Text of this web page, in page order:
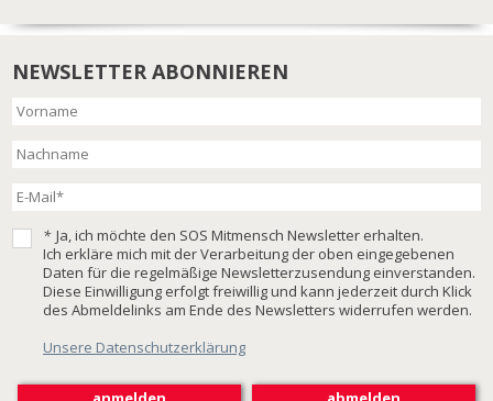
NEWSLETTER ABONNIEREN
* Ja, ich möchte den SOS Mitmensch Newsletter erhalten.
Ich erkläre mich mit der Verarbeitung der oben eingegebenen
Daten für die regelmäßige Newsletterzusendung einverstanden.
Diese Einwilligung erfolgt freiwillig und kann jederzeit durch Klick
des Abmeldelinks am Ende des Newsletters widerrufen werden.
Unsere Datenschutzerklärung